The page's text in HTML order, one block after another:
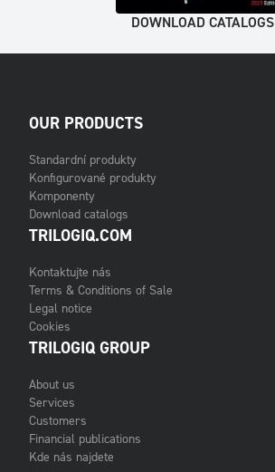
DOWNLOAD CATALOGS
OUR PRODUCTS
Standardní produkty
Konfigurované produkty
Komponenty
Download catalogs
TRILOGIQ.COM
Kontaktujte nás
Terms & Conditions of Sale
Legal notice
Cookies
TRILOGIQ GROUP
About us
Services
Customers
Financial publications
Kde nás najdete